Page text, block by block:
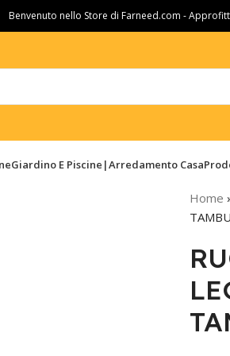
Benvenuto nello Store di Farneed.com -
Giardino E Piscine|Arredamento Casa
Home